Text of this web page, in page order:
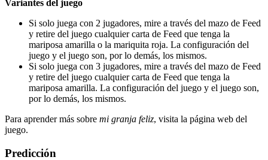
Variantes del juego
Si solo juega con 2 jugadores, mire a través del mazo de Feed
y retire del juego cualquier carta de Feed que tenga la
mariposa amarilla o la mariquita roja. La configuración del
juego y el juego son, por lo demás, los mismos.
Si solo juega con 3 jugadores, mire a través del mazo de Feed
y retire del juego cualquier carta de Feed que tenga la
mariposa amarilla. La configuración del juego y el juego son,
por lo demás, los mismos.
Para aprender más sobre mi granja feliz, visita la página web del
juego.
Predicción